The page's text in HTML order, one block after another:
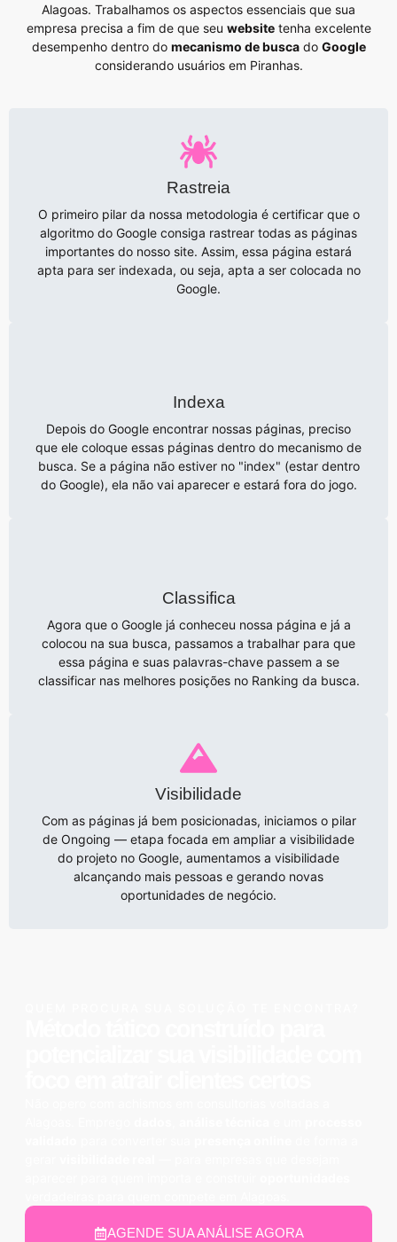
Alagoas. Trabalhamos os aspectos essenciais que sua
empresa precisa a fim de que seu websitetenha excelente
desempenho dentro do mecanismo de buscado Google
considerando usuários em Piranhas.
Rastreia
O primeiro pilar da nossa metodologia é certificar que o
algoritmo do Google consiga rastrear todas as páginas
importantes do nosso site. Assim, essa página estará
apta para ser indexada, ou seja, apta a ser colocada no
Google.
Indexa
Depois do Google encontrar nossas páginas, preciso
que ele coloque essas páginas dentro do mecanismo de
busca. Se a página não estiver no "index" (estar dentro
do Google), ela não vai aparecer e estará fora do jogo.
Classifica
Agora que o Google já conheceu nossa página e já a
colocou na sua busca, passamos a trabalhar para que
essa página e suas palavras-chave passem a se
classificar nas melhores posições no Ranking da busca.
Visibilidade
Com as páginas já bem posicionadas, iniciamos o pilar
de Ongoing — etapa focada em ampliar a visibilidade
do projeto no Google, aumentamos a visibilidade
alcançando mais pessoas e gerando novas
oportunidades de negócio.
AGENDE SUA ANÁLISE AGORA